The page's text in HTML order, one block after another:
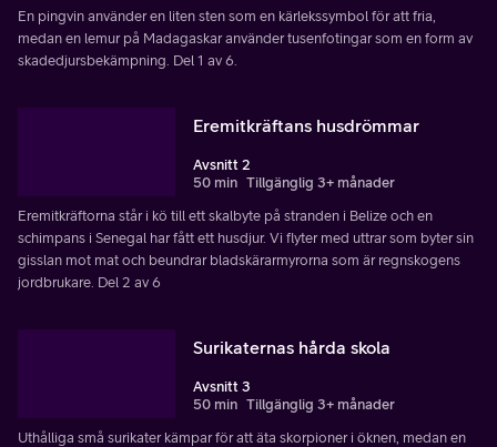
En pingvin använder en liten sten som en kärlekssymbol för att fria,
medan en lemur på Madagaskar använder tusenfotingar som en form av
skadedjursbekämpning. Del 1 av 6.
Eremitkräftans husdrömmar
Avsnitt 2
50 min Tillgänglig 3+ månader
Eremitkräftorna står i kö till ett skalbyte på stranden i Belize och en
schimpans i Senegal har fått ett husdjur. Vi flyter med uttrar som byter sin
gisslan mot mat och beundrar bladskärarmyrorna som är regnskogens
jordbrukare. Del 2 av 6
Surikaternas hårda skola
Avsnitt 3
50 min Tillgänglig 3+ månader
Uthålliga små surikater kämpar för att äta skorpioner i öknen, medan en